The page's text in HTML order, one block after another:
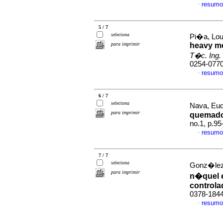
·
5 / 7
seleciona
para imprimir
Pi�a,
heavy
T�c. Ing.
0254-
·
6 / 7
seleciona
para imprimir
Nava,
no.1,
·
7 / 7
seleciona
para imprimir
n�quel
0378-
·